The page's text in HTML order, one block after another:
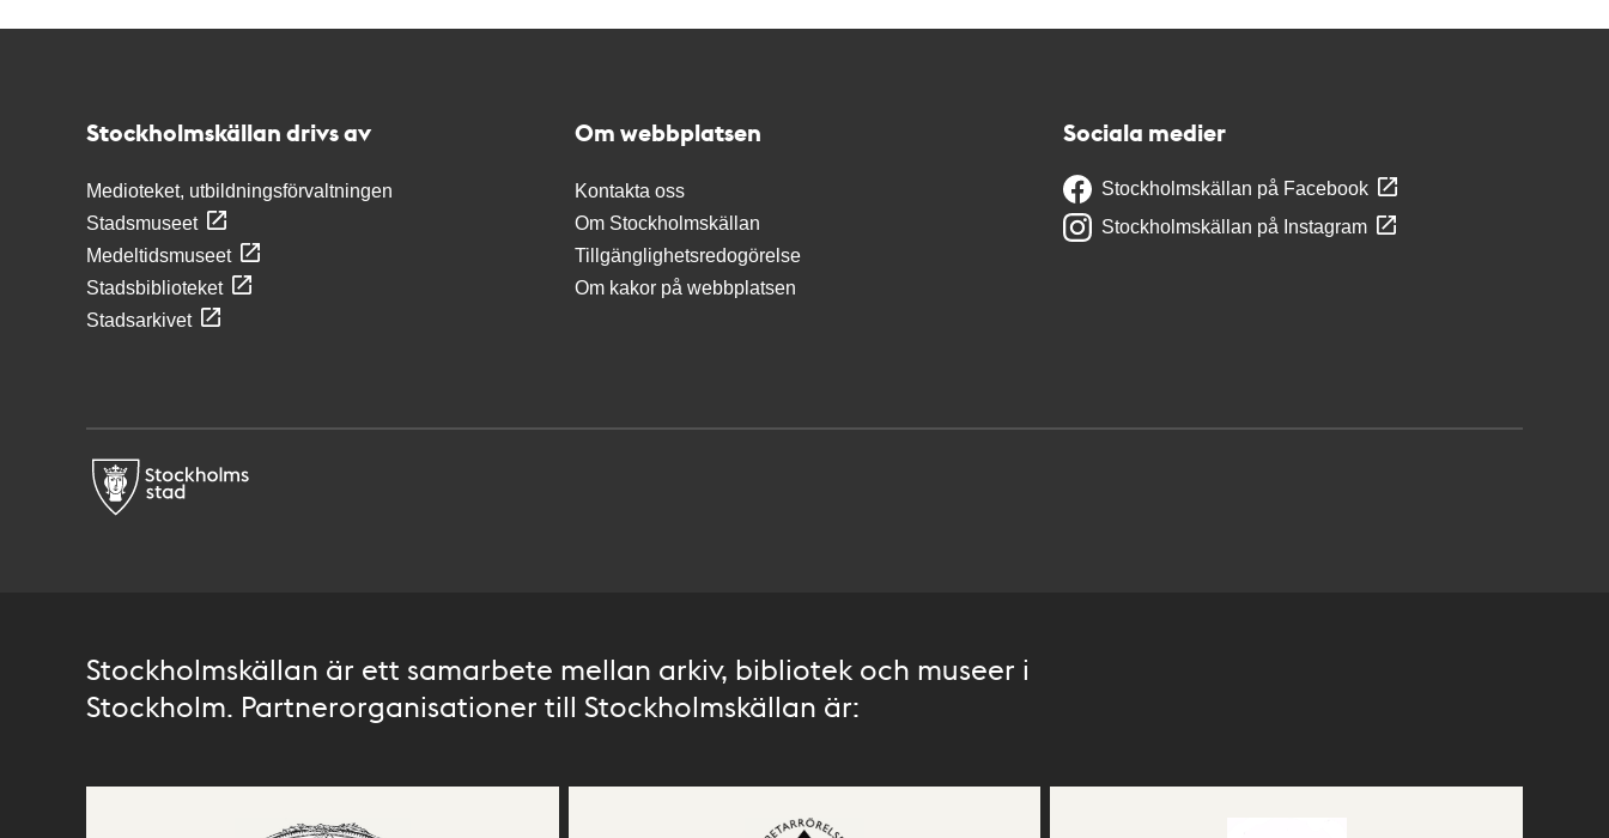
Stockholmskällan drivs av
Medioteket, utbildningsförvaltningen
Stadsmuseet
Medeltidsmuseet
Stadsbiblioteket
Stadsarkivet
Om webbplatsen
Kontakta oss
Om Stockholmskällan
Tillgänglighetsredogörelse
Om kakor på webbplatsen
Sociala medier
Stockholmskällan på Facebook
Stockholmskällan på Instagram
Stockholmskällan är ett samarbete mellan arkiv, bibliotek och museer i
Stockholm. Partnerorganisationer till Stockholmskällan är: